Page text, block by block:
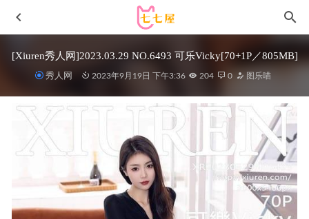
[Xiuren秀人网]2023.03.29 NO.6493 可乐Vicky[70+1P／805MB]
秀人网 2023年9月19日 下午3:36 204 0 图乐喵
末夜787 – NO.29 自摄-隔壁太太[20P3V-191MB]
2026-01-02
尤蜜荟 – 2020.02.10 Vol.413 朱可儿Flower[73+1P210M]